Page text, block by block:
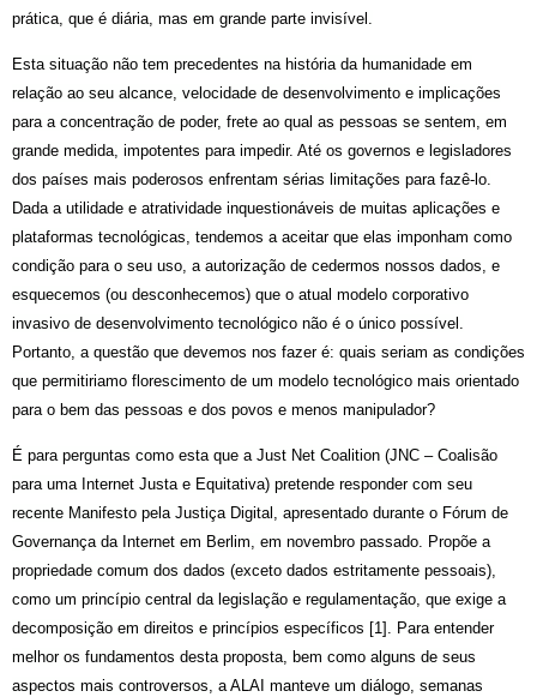
prática, que é diária, mas em grande parte invisível.
Esta situação não tem precedentes na história da humanidade em
relação ao seu alcance, velocidade de desenvolvimento e implicações
para a concentração de poder, frete ao qual as pessoas se sentem, em
grande medida, impotentes para impedir. Até os governos e legisladores
dos países mais poderosos enfrentam sérias limitações para fazê-lo.
Dada a utilidade e atratividade inquestionáveis de muitas aplicações e
plataformas tecnol ógicas, tendemos a aceitar que elas imponham como
condição para o seu uso, a autorização de cedermos nossos dados, e
esquecemos (ou desconhecemos) que o atual modelo corporativo
invasivo de desenvolvimento tecnol ógico não é o único possível.
Portanto, a questão que devemos nos fazer é: quais seriam as condições
que permitiriamo florescimento de um modelo tecnol ógico mais orientado
para o bem das pessoas e dos povos e menos manipulador?
É para perguntas como esta que a Just Net Coalition (JNC – Coalisão
para uma Internet Justa e Equitativa) pretende responder com seu
recente Manifesto pela Justiça Digital, apresentado durante o Fórum de
Governança da Internet em Berlim, em novembro passado. Propõe a
propriedade comum dos dados (exceto dados estritamente pessoais),
como um princípio central da legislação e regulamentação, que exige a
decomposição em direitos e princípios específicos [1]. Para entender
melhor os fundamentos desta proposta, bem como alguns de seus
aspectos mais controversos, a ALAI manteve um diá logo, semanas